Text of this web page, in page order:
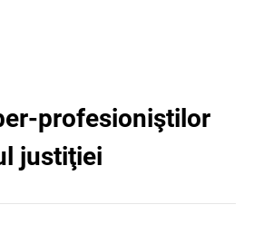
profesioniştilor
justiţiei